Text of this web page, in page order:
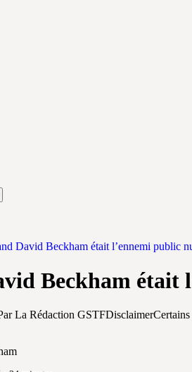
David Beckham était l’ennemi public
Beckham était
La Rédaction GSTFDisclaimer